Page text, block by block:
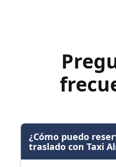
¿Cómo puedo
traslado con Taxi